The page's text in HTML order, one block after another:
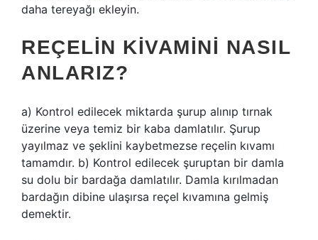
daha tereyağı ekleyin.
REÇELIN KIVAMINI NASIL
ANLARIZ?
a) Kontrol edilecek miktarda şurup alınıp tırnak
üzerine veya temiz bir kaba damlatılır. Şurup
yayılmaz ve şeklini kaybetmezse reçelin kıvamı
tamamdır. b) Kontrol edilecek şuruptan bir damla
su dolu bir bardağa damlatılır. Damla kırılmadan
bardağın dibine ulaşırsa reçel kıvamına gelmiş
demektir.